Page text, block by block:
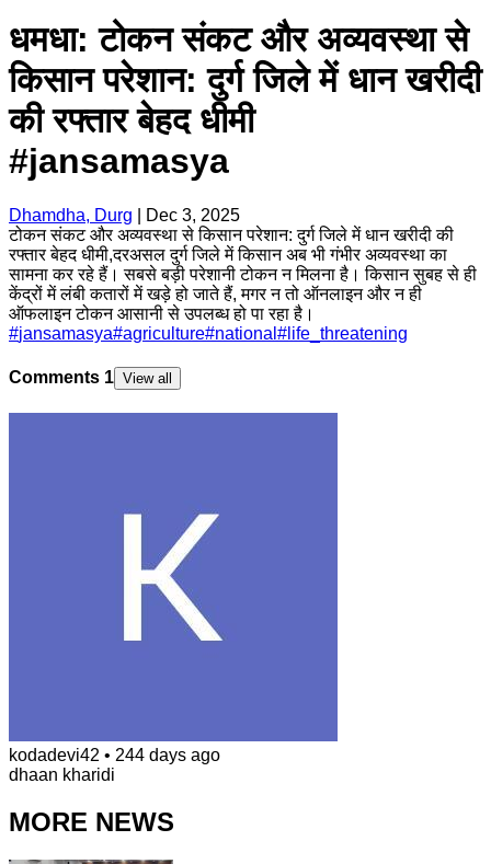
धमधा: टोकन संकट और अव्यवस्था से
किसान परेशान: दुर्ग जिले में धान खरीदी
की रफ्तार बेहद धीमी
#jansamasya
Dhamdha, Durg
Dec 3, 2025
टोकन संकट और अव्यवस्था से किसान परेशान: दुर्ग जिले में धान खरीदी की
रफ्तार बेहद धीमी,दरअसल दुर्ग जिले में किसान अब भी गंभीर अव्यवस्था का
सामना कर रहे हैं। सबसे बड़ी परेशानी टोकन न मिलना है। किसान सुबह से ही
केंद्रों में लंबी कतारों में खड़े हो जाते हैं, मगर न तो ऑनलाइन और न ही
ऑफलाइन टोकन आसानी से उपलब्ध हो पा रहा है।
#jansamasya#agriculture#national # life_threatening
Comments 1 View all
kodadevi42 • 244 days ago
dhaan kharidi
MORE NEWS